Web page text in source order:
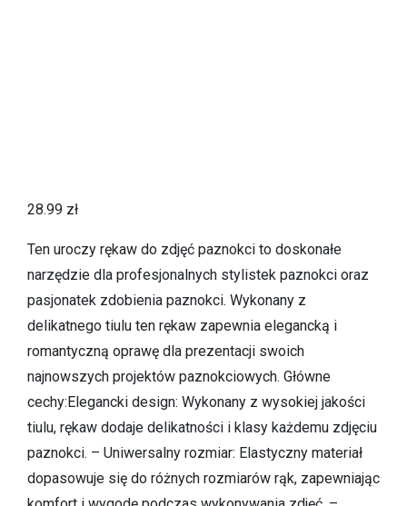
28.99 zł
Ten uroczy rękaw do zdjęć paznokci to doskonałe
narzędzie dla profesjonalnych stylistek paznokci oraz
pasjonatek zdobienia paznokci. Wykonany z
delikatnego tiulu ten rękaw zapewnia elegancką i
romantyczną oprawę dla prezentacji swoich
najnowszych projektów paznokciowych. Główne
cechy:Elegancki design: Wykonany z wysokiej jakości
tiulu, rękaw dodaje delikatności i klasy każdemu zdjęciu
paznokci. – Uniwersalny rozmiar: Elastyczny materiał
dopasowuje się do różnych rozmiarów rąk, zapewniając